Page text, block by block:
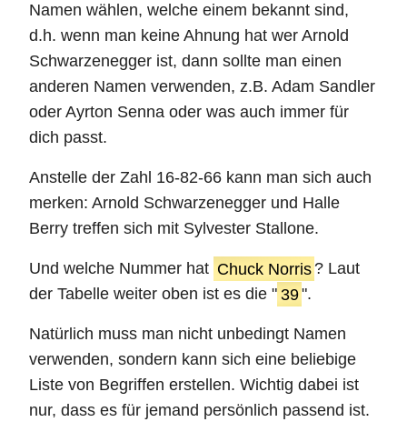
Namen wählen, welche einem bekannt sind,
d.h. wenn man keine Ahnung hat wer Arnold
Schwarzenegger ist, dann sollte man einen
anderen Namen verwenden, z.B. Adam Sandler
oder Ayrton Senna oder was auch immer für
dich passt.
Anstelle der Zahl 16-82-66 kann man sich auch
merken: Arnold Schwarzenegger und Halle
Berry treffen sich mit Sylvester Stallone.
Und welche Nummer hat Chuck Norris? Laut
der Tabelle weiter oben ist es die " 39".
Natürlich muss man nicht unbedingt Namen
verwenden, sondern kann sich eine beliebige
Liste von Begriffen erstellen. Wichtig dabei ist
nur, dass es für jemand persönlich passend ist.